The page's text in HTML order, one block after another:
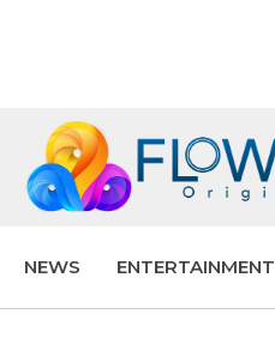
NEWS ENTERTAINMENT